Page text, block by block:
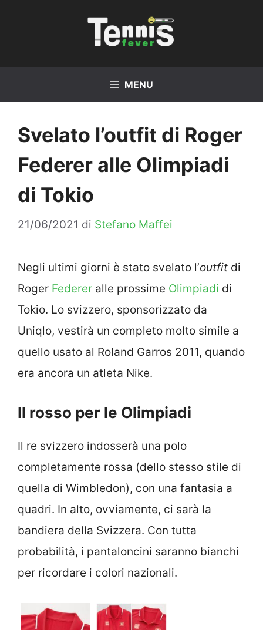
MENU
Svelato l’outfit di Roger
Federer alle Olimpiadi
di Tokio
21/06/2021 di Stefano Maffei
Negli ultimi giorni è stato svelato l’outfit di
Roger Federer alle prossime Olimpiadi di
Tokio. Lo svizzero, sponsorizzato da
Uniqlo, vestirà un completo molto simile a
quello usato al Roland Garros 2011, quando
era ancora un atleta Nike.
Il rosso per le Olimpiadi
Il re svizzero indosserà una polo
completamente rossa (dello stesso stile di
quella di Wimbledon), con una fantasia a
quadri. In alto, ovviamente, ci sarà la
bandiera della Svizzera. Con tutta
probabilità, i pantaloncini saranno bianchi
per ricordare i colori nazionali.